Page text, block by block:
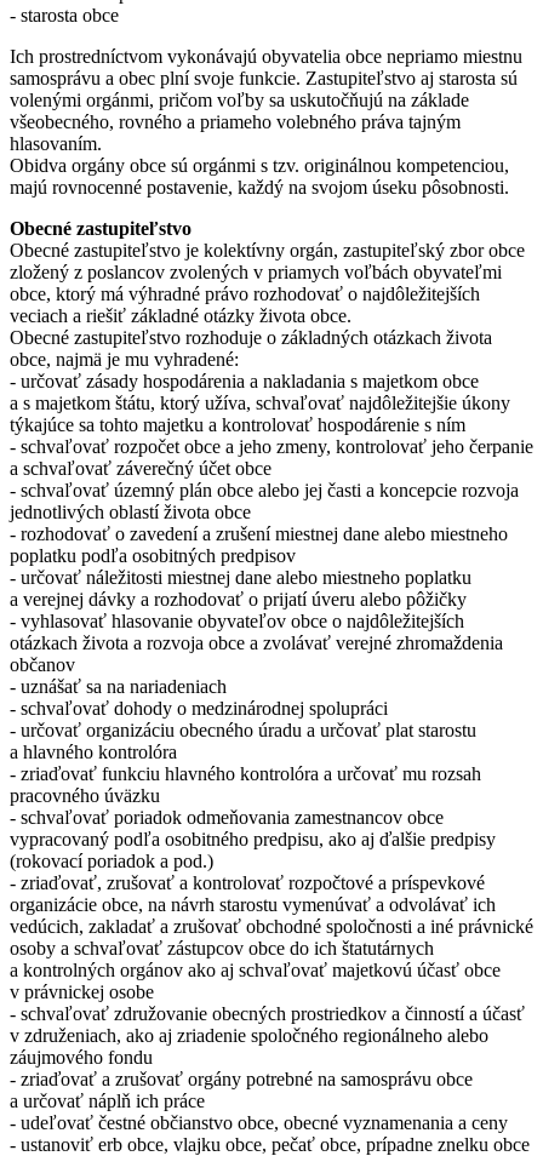
- starosta obce
Ich prostredníctvom vykonávajú obyvatelia obce nepriamo miestnu
samosprávu a obec plní svoje funkcie. Zastupiteľstvo aj starosta sú
volenými orgánmi, pričom voľby sa uskutočňujú na základe
všeobecného, rovného a priameho volebného práva tajným
hlasovaním.
Obidva orgány obce sú orgánmi s tzv. originálnou kompetenciou,
majú rovnocenné postavenie, každý na svojom úseku pôsobnosti.
Obecné zastupiteľstvo
Obecné zastupiteľstvo je kolektívny orgán, zastupiteľský zbor obce
zložený z poslancov zvolených v priamych voľbách obyvateľmi
obce, ktorý má výhradné právo rozhodovať o najdôležitejších
veciach a riešiť základné otázky života obce.
Obecné zastupiteľstvo rozhoduje o základných otázkach života
obce, najmä je mu vyhradené:
- určovať zásady hospodárenia a nakladania s majetkom obce
a s majetkom štátu, ktorý užíva, schvaľovať najdôležitejšie úkony
týkajúce sa tohto majetku a kontrolovať hospodárenie s ním
- schvaľovať rozpočet obce a jeho zmeny, kontrolovať jeho čerpanie
a schvaľovať záverečný účet obce
- schvaľovať územný plán obce alebo jej časti a koncepcie rozvoja
jednotlivých oblastí života obce
- rozhodovať o zavedení a zrušení miestnej dane alebo miestneho
poplatku podľa osobitných predpisov
- určovať náležitosti miestnej dane alebo miestneho poplatku
a verejnej dávky a rozhodovať o prijatí úveru alebo pôžičky
- vyhlasovať hlasovanie obyvateľov obce o najdôležitejších
otázkach života a rozvoja obce a zvolávať verejné zhromaždenia
občanov
- uznášať sa na nariadeniach
- schvaľovať dohody o medzinárodnej spolupráci
- určovať organizáciu obecného úradu a určovať plat starostu
a hlavného kontrolóra
- zriaďovať funkciu hlavného kontrolóra a určovať mu rozsah
pracovného úväzku
- schvaľovať poriadok odmeňovania zamestnancov obce
vypracovaný podľa osobitného predpisu, ako aj ďalšie predpisy
(rokovací poriadok a pod.)
- zriaďovať, zrušovať a kontrolovať rozpočtové a príspevkové
organizácie obce, na návrh starostu vymenúvať a odvolávať ich
vedúcich, zakladať a zrušovať obchodné spoločnosti a iné právnické
osoby a schvaľovať zástupcov obce do ich štatutárnych
a kontrolných orgánov ako aj schvaľovať majetkovú účasť obce
v právnickej osobe
- schvaľovať združovanie obecných prostriedkov a činností a účasť
v združeniach, ako aj zriadenie spoločného regionálneho alebo
záujmového fondu
- zriaďovať a zrušovať orgány potrebné na samosprávu obce
a určovať náplň ich práce
- udeľovať čestné občianstvo obce, obecné vyznamenania a ceny
- ustanoviť erb obce, vlajku obce, pečať obce, prípadne znelku obce